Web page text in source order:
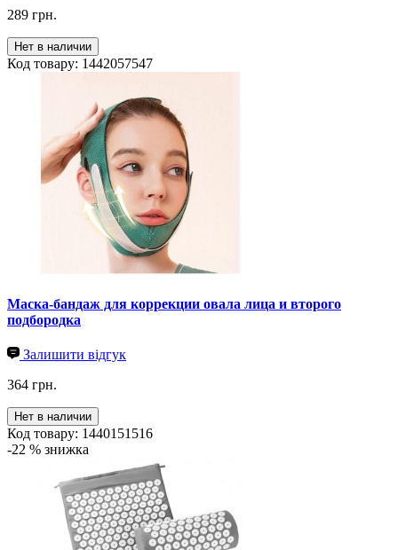
289 грн.
Нет в наличии
Код товару: 1442057547
Маска-бандаж для коррекции овала лица и второго
подбородка
Залишити відгук
364 грн.
Нет в наличии
Код товару: 1440151516
-22 % знижка